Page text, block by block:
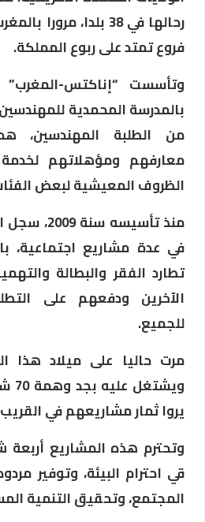
رحالها في 38 بلدا،
فروع تمتد على ربوع المملكة.
وتأسست “إناكتس-المغرب”
بالمدرسة المحمدية
من الطلبة المهندسين،
معارفهم ومؤهلاتهم
الظروف المعيشية لبعض
منذ تأسيسه
في عدة مشاريع اجتماعية،
تطارد الفقر والبطالة
الآخرين ودفعهم على
للجميع.
مرت حاليا على ميلاد هذا
يروا ثمار مشاريعهم في
وتحترم هذه المشاريع
قي احترام البيئة، وتوفير
المجتمع، وتحقيق التنمية